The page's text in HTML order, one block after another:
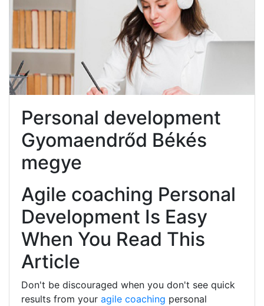
Personal development
Gyomaendrőd Békés
megye
Agile coaching Personal
Development Is Easy
When You Read This
Article
Don't be discouraged when you don't see quick
results from your agile coaching personal